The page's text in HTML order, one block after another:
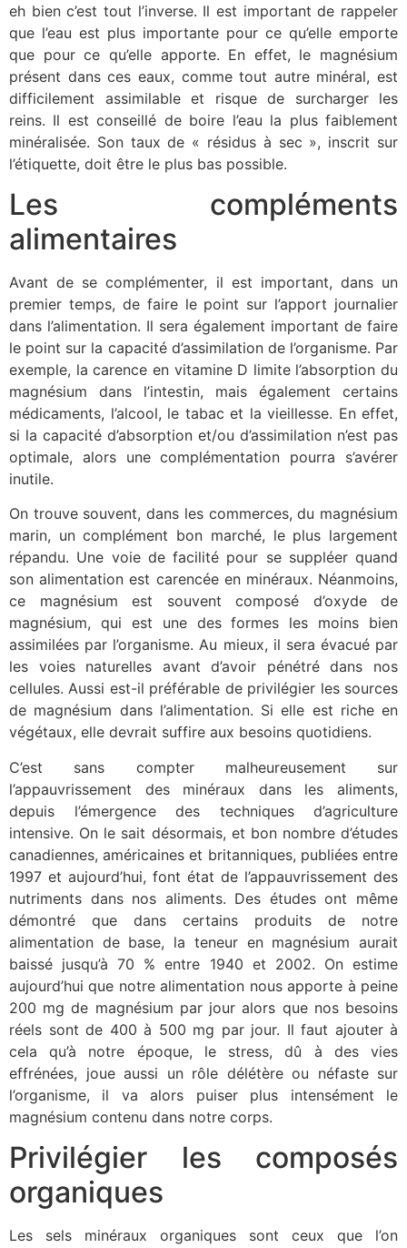
eh bien c’est tout l’inverse. Il est important de rappeler
que l’eau est plus importante pour ce qu’elle emporte
que pour ce qu’elle apporte. En effet, le magnésium
présent dans ces eaux, comme tout autre minéral, est
difficilement assimilable et risque de surcharger les
reins. Il est conseillé de boire l’eau la plus faiblement
minéralisée. Son taux de « résidus à sec », inscrit sur
l’étiquette, doit être le plus bas possible.
Les compléments
alimentaires
Avant de se complémenter, il est important, dans un
premier temps, de faire le point sur l’apport journalier
dans l’alimentation. Il sera également important de faire
le point sur la capacité d’assimilation de l’organisme. Par
exemple, la carence en vitamine D limite l’absorption du
magnésium dans l’intestin, mais également certains
médicaments, l’alcool, le tabac et la vieillesse. En effet,
si la capacité d’absorption et/ou d’assimilation n’est pas
optimale, alors une complémentation pourra s’avérer
inutile.
On trouve souvent, dans les commerces, du magnésium
marin, un complément bon marché, le plus largement
répandu. Une voie de facilité pour se suppléer quand
son alimentation est carencée en minéraux. Néanmoins,
ce magnésium est souvent composé d’oxyde de
magnésium, qui est une des formes les moins bien
assimilées par l’organisme. Au mieux, il sera évacué par
les voies naturelles avant d’avoir pénétrédans nos
cellules. Aussi est-il préférable de privilégier les sources
de magnésium dans l’alimentation. Si elle est riche en
végétaux, elle devrait suffire aux besoins quotidiens.
C’est sans compter malheureusement sur
l’appauvrissement des minéraux dans les aliments,
depuis l’émergence des techniques d’agriculture
intensive. On le sait désormais, et bon nombre d’études
canadiennes, américaines et britanniques, publiées entre
1997 et aujourd’hui, font état de l’appauvrissement des
nutriments dans nos aliments. Des études ont même
démontré que dans certains produits de notre
alimentation de base, la teneur en magnésium aurait
baissé jusqu’à 70 % entre 1940 et 2002. On estime
aujourd’hui que notre alimentation nous apporte à peine
200 mg de magnésium par jour alors que nos besoins
réels sont de 400 à 500 mg par jour. Il faut ajouter à
cela qu’à notre époque, le stress, dû à des vies
effrénées, joue aussi un rôle délétère ou néfaste sur
l’organisme, il va alors puiser plus intensément le
magnésium contenu dans notre corps.
Privilégier les composés
organiques
Les sels minéraux organiques sont ceux que l’on